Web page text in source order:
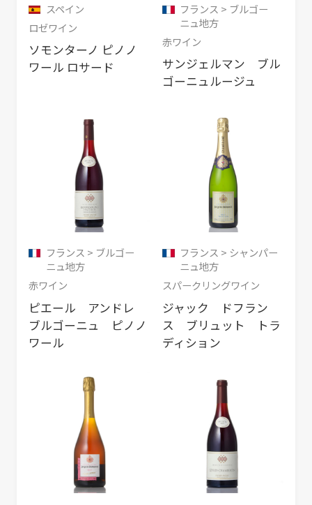
スペイン
ロゼワイン
ソモンターノ ピノノ
ワール ロサード
フランス > ブルゴー
ニュ地方
赤ワイン
サンジェルマン ブル
ゴーニュルージュ
フランス > ブルゴー
ニュ地方
赤ワイン
ピエール アンドレ
ブルゴーニュ ピノノ
ワール
フランス > シャンパー
ニュ地方
スパークリングワイン
ジャック ドフラン
ス ブリュット トラ
ディション